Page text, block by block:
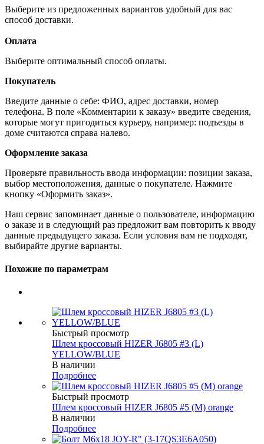
Выберите из предложенных вариантов удобный для вас
способ доставки.
Оплата
Выберите оптимальный способ оплаты.
Покупатель
Введите данные о себе: ФИО, адрес доставки, номер
телефона. В поле «Комментарии к заказу» введите сведения,
которые могут пригодиться курьеру, например: подъезды в
доме считаются справа налево.
Оформление заказа
Проверьте правильность ввода информации: позиции заказа,
выбор местоположения, данные о покупателе. Нажмите
кнопку «Оформить заказ».
Наш сервис запоминает данные о пользователе, информацию
о заказе и в следующий раз предложит вам повторить к вводу
данные предыдущего заказа. Если условия вам не подходят,
выбирайте другие варианты.
Похожие по параметрам
Быстрый просмотр
Шлем кроссовый HIZER J6805 #3 (L)
YELLOW/BLUE
В наличии
Подробнее
Быстрый просмотр
Шлем кроссовый HIZER J6805 #5 (M) orange
В наличии
Подробнее